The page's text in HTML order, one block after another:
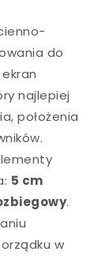
do
najlepiej
położenia
5 cm
.
w